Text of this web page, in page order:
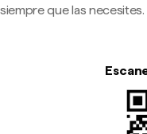
siempre que las necesites.